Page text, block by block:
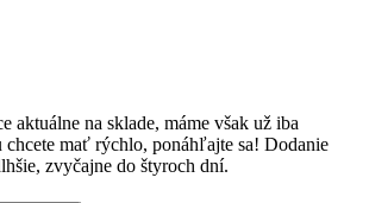
aktuálne na sklade, máme však už iba
chcete mať rýchlo, ponáhľajte sa! Dodanie
zvyčajne do štyroch dní.